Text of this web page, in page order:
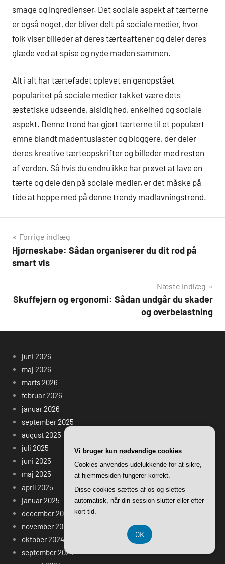
smage og ingredienser. Det sociale aspekt af tærterne
er også noget, der bliver delt på sociale medier, hvor
folk viser billeder af deres tærteaftener og deler deres
glæde ved at spise og nyde maden sammen.
Alt i alt har tærtefadet oplevet en genopstået
popularitet på sociale medier takket være dets
æstetiske udseende, alsidighed, enkelhed og sociale
aspekt. Denne trend har gjort tærterne til et populært
emne blandt madentusiaster og bloggere, der deler
deres kreative tærteopskrifter og billeder med resten
af verden. Så hvis du endnu ikke har prøvet at lave en
tærte og dele den på sociale medier, er det måske på
tide at hoppe med på denne trendy madlavningstrend.
Indlægsnavigation
Forrige indlæg
Hjørneskabe: Sådan organiserer du dit rod på
smart vis
Næste indlæg
Skuffejern og ergonomi: Sådan undgår du skader
og overbelastning
juni 2026
maj 2026
marts 2026
februar 2026
januar 2026
september 2025
august 2025
juli 2025
juni 2025
maj 2025
april 2025
januar 2025
december 2024
november 2024
oktober 2024
september 2024
Vi bruger kun nødvendige cookies
Cookies anvendes udelukkende for at sikre,
at hjemmesiden fungerer korrekt.
Disse cookies sættes af os og slettes
automatisk, når din session slutter eller efter
kort tid.
OK